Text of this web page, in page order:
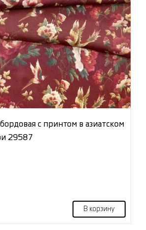
с принтом в азиатском
29587
В корзину